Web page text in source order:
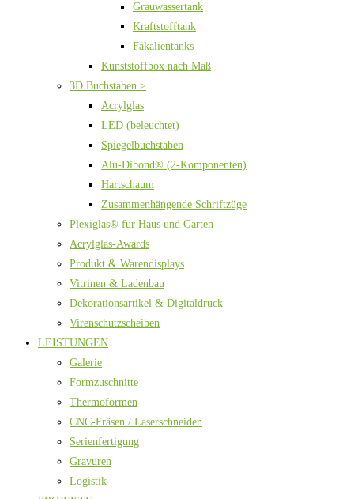
Grauwassertank
Kraftstofftank
Fäkalientanks
Kunststoffbox nach Maß
3D Buchstaben >
Acrylglas
LED (beleuchtet)
Spiegelbuchstaben
Alu-Dibond® (2-Komponenten)
Hartschaum
Zusammenhängende Schriftzüge
Plexiglas® für Haus und Garten
Acrylglas-Awards
Produkt & Warendisplays
Vitrinen & Ladenbau
Dekorationsartikel & Digitaldruck
Virenschutzscheiben
LEISTUNGEN
Galerie
Formzuschnitte
Thermoformen
CNC-Fräsen / Laserschneiden
Serienfertigung
Gravuren
Logistik